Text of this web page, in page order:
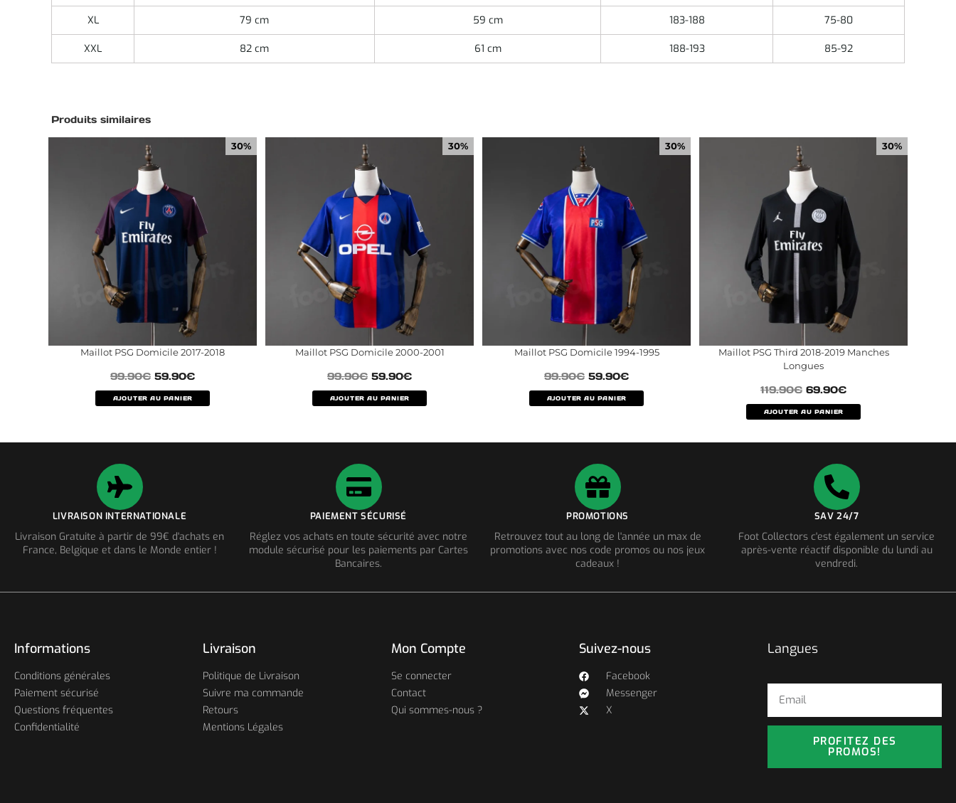
XL 79 cm 59 cm 183-188 75-80
XXL 82 cm 61 cm 188-193 85-92
Produits similaires
30%
Maillot PSG Domicile 2017-2018
99.90€ 59.90€
AJOUTER AU PANIER
30%
Maillot PSG Domicile 2000-2001
99.90€ 59.90€
AJOUTER AU PANIER
30%
Maillot PSG Domicile 1994-1995
99.90€ 59.90€
AJOUTER AU PANIER
30%
Maillot PSG Third 2018-2019 Manches
Longues
119.90€ 69.90€
AJOUTER AU PANIER
LIVRAISON INTERNATIONALE
Livraison Gratuite à partir de 99€ d'achats en
France, Belgique et dans le Monde entier !
PAIEMENT SÉCURISÉ
Réglez vos achats en toute sécurité avec notre
module sécurisé pour les paiements par Cartes
Bancaires.
PROMOTIONS
Retrouvez tout au long de l'année un max de
promotions avec nos code promos ou nos jeux
cadeaux !
SAV 24/7
Foot Collectors c'est également un service
après-vente réactif disponible du lundi au
vendredi.
Informations
Conditions générales
Paiement sécurisé
Questions fréquentes
Confidentialité
Livraison
Politique de Livraison
Suivre ma commande
Retours
Mentions Légales
Mon Compte
Se connecter
Contact
Qui sommes-nous ?
Suivez-nous
Facebook
Messenger
X
Langues
PROFITEZ DES
PROMOS!